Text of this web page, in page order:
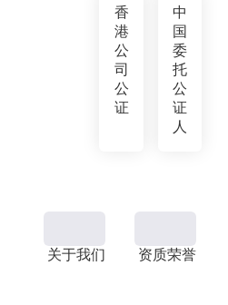
香
港
公
司
公
证
中
国
委
托
公
证
人
关于我们 资质荣誉